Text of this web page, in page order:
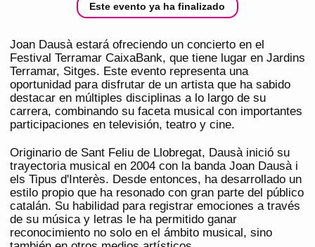
Este evento ya ha finalizado
Joan Dausà estará ofreciendo un concierto en el
Festival Terramar CaixaBank, que tiene lugar en Jardins
Terramar, Sitges. Este evento representa una
oportunidad para disfrutar de un artista que ha sabido
destacar en múltiples disciplinas a lo largo de su
carrera, combinando su faceta musical con importantes
participaciones en televisión, teatro y cine.
Originario de Sant Feliu de Llobregat, Dausà inició su
trayectoria musical en 2004 con la banda Joan Dausà i
els Tipus d'Interès. Desde entonces, ha desarrollado un
estilo propio que ha resonado con gran parte del público
catalán. Su habilidad para registrar emociones a través
de su música y letras le ha permitido ganar
reconocimiento no solo en el ámbito musical, sino